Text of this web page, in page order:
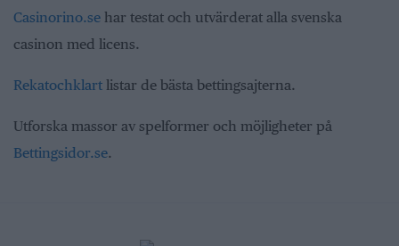
Casinorino.se har testat och utvärderat alla svenska
casinon med licens.
Rekatochklart listar de bästa bettingsajterna.
Utforska massor av spelformer och möjligheter på
Bettingsidor.se.